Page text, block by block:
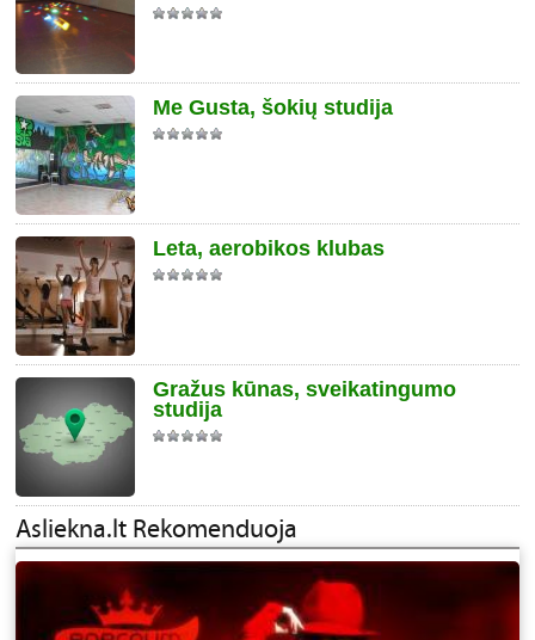
Me Gusta, šokių studija
Leta, aerobikos klubas
Gražus kūnas, sveikatingumo
studija